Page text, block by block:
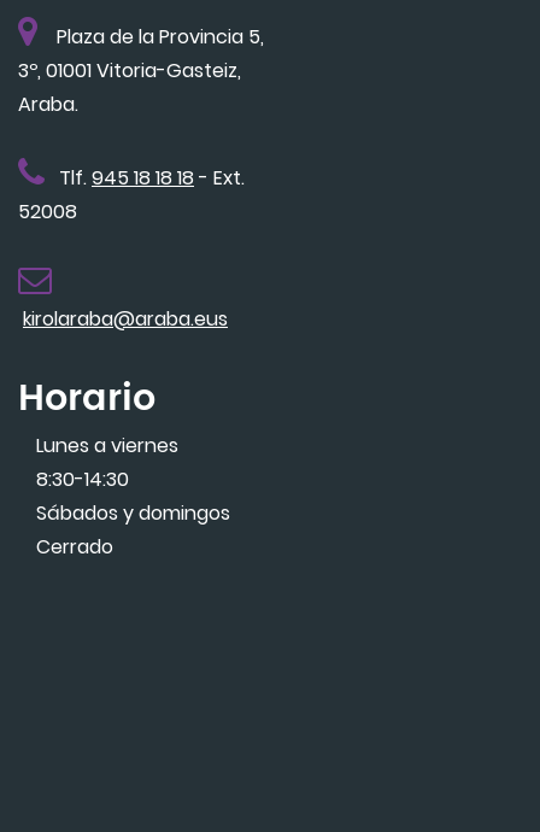
Plaza de la Provincia 5,
3º, 01001 Vitoria-Gasteiz,
Araba.
Tlf.945 18 18 18 - Ext.
52008
kirolaraba@araba.eus
Horario
Lunes a viernes
8:30-14:30
Sábados y domingos
Cerrado